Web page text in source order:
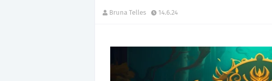
Bruna Telles 14.6.24